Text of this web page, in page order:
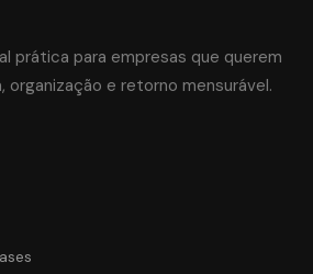
prática para empresas que querem
organização e retorno mensurável.